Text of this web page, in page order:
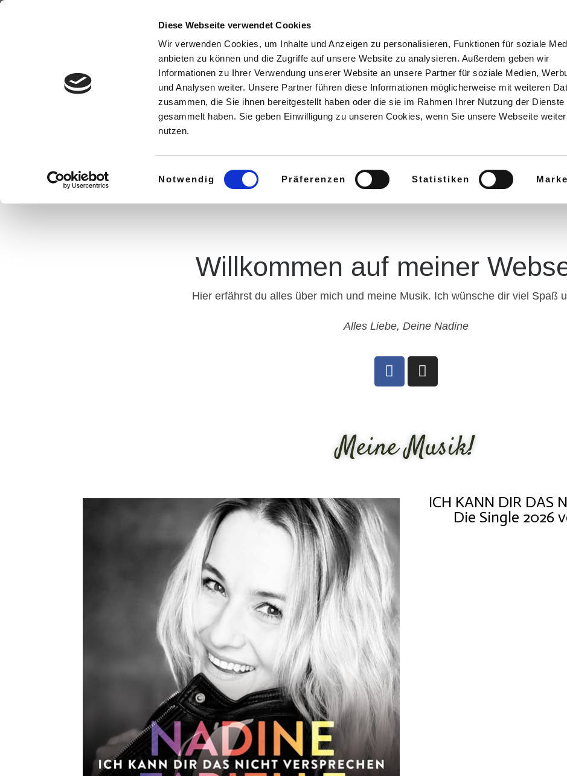
Diese Webseite verwendet Cookies
Wir verwenden Cookies, um Inhalte und Anzeigen zu personalisieren, Funktionen für soziale
anbieten zu können und die Zugriffe auf unsere Website zu analysieren. Außerdem geben wir
Informationen zu Ihrer Verwendung unserer Website an unsere Partner für soziale Medien,
und Analysen weiter. Unsere Partner führen diese Informationen möglicherweise mit weiteren
zusammen, die Sie ihnen bereitgestellt haben oder die sie im Rahmen Ihrer Nutzung der Dienste
gesammelt haben. Sie geben Einwilligung zu unseren Cookies, wenn Sie unsere Webseite
nutzen.
Einwilligungsauswahl
Notwendig Präferenzen Statistiken
Willkommen!
Schön, dass du da bist!
Willkommen auf meiner
Hier erfährst du alles über mich und meine Musik. Ich wünsche dir viel Spaß
Alles Liebe, Deine Nadine
Meine Musik!
ICH KANN DIR DAS
Die Single 2026